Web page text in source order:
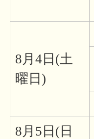
8月4日(土
曜日)
8月5日(日